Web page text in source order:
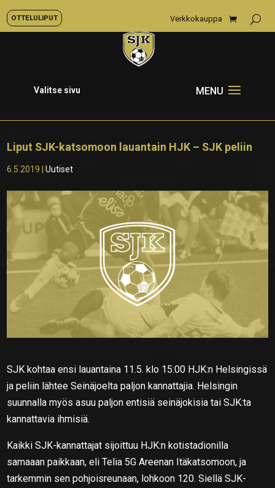
OTTELULIPUT Verkkokauppa
Valitse sivu
Liput SJK-katsomoon lauantain HJK – SJK peliin
6.5.2019 |Uutiset
SJK kohtaa ensi lauantaina 11.5. klo 15:00 HJK:n Helsingissä
ja peliin lähtee Seinäjoelta paljon kannattajia. Helsingin
suunnalla myös asuu paljon entisiä seinäjokisia tai SJK:ta
kannattavia ihmisiä.
Kaikki SJK-kannattajat sijoittuu HJK:n kotistadionilla
samaaan paikkaan, eli Telia 5G Areenan Itäkatsomoon, ja
tarkemmin sen pohjoisreunaan, lohkoon 120. Siellä SJK-